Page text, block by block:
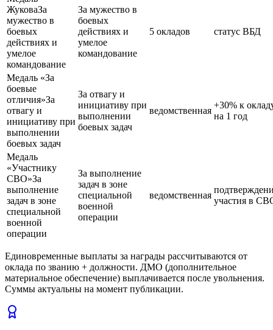
ЖуковаЗа
мужество в
боевых
действиях и
умелое
командование
За мужество в
боевых
действиях и
умелое
командование
5 окладов статус ВБД
Медаль «За
боевые
отличия»За
отвагу и
инициативу при
выполнении
боевых задач
За отвагу и
инициативу при
выполнении
боевых задач
ведомственная
+30% к
на 1 год
Медаль
«Участнику
СВО»За
выполнение
задач в зоне
специальной
военной
операции
За выполнение
задач в зоне
специальной
военной
операции
ведомственная
участия в
Единовременные выплаты за награды рассчитываются от
оклада по званию + должности. ДМО (дополнительное
материальное обеспечение) выплачивается после увольнения.
Суммы актуальны на момент публикации.